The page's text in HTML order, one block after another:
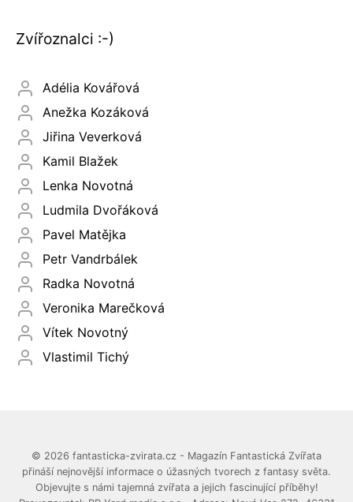
Zvířoznalci :-)
Adélia Kovářová
Anežka Kozáková
Jiřina Veverková
Kamil Blažek
Lenka Novotná
Ludmila Dvořáková
Pavel Matějka
Petr Vandrbálek
Radka Novotná
Veronika Marečková
Vítek Novotný
Vlastimil Tichý
© 2026 fantasticka-zvirata.cz - Magazín Fantastická Zvířata
přináší nejnovější informace o úžasných tvorech z fantasy světa.
Objevujte s námi tajemná zvířata a jejich fascinující příběhy!